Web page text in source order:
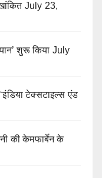
July 23,
शुरू किया July
टेक्सटाइल्स एंड
की केमफार्बेन के